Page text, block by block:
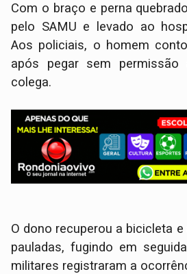
Com o braço e perna
pelo SAMU e levado ao
Aos policiais, o homem
após pegar sem
colega.
O dono recuperou a bicicleta
pauladas, fugindo em
militares registraram a